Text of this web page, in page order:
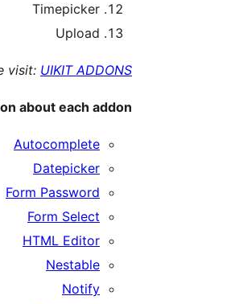
Timepicker
Upload
visit: UIKIT ADDONS
about each addon:
Autocomplete
Datepicker
Form Password
Form Select
HTML Editor
Nestable
Notify